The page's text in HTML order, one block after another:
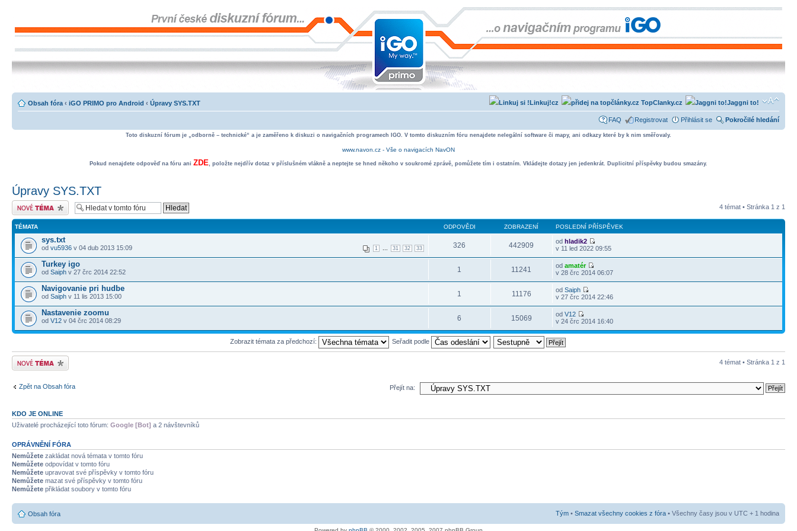
Obsah fóra ‹ iGO PRIMO pro Android ‹ Úpravy SYS.TXT Jaggni to!
TopClanky.cz
Linkuj!cz
FAQ Registrovat Přihlásit se Pokročilé hledání
Toto diskuzní fórum je „odborně – technické“ a je zaměřeno k diskuzi o navigačních programech IGO. V tomto diskuzním fóru nenajdete nelegální software či mapy, ani odkazy které by k nim směřovaly.
www.navon.cz - Vše o navigacích NavON
Pokud nenajdete odpověď na fóru ani ZDE, položte nejdřív dotaz v příslušném vlákně a neptejte se hned někoho v soukromé zprávě, pomůžete tím i ostatním. Vkládejte dotazy jen jedenkrát. Duplicitní příspěvky budou smazány.
Úpravy SYS.TXT
Odeslat nové téma 4 témat • Stránka 1 z 1
TÉMATA ODPOVĚDI ZOBRAZENÍ POSLEDNÍ PŘÍSPĚVEK
sys.txt
1 31 32 33
od vu5936 v 04 dub 2013 15:09 326 442909 odhladik2
v 11 led 2022 09:55
Turkey igo
od Saiph v 27 črc 2014 22:52 1 11241 odamatér
v 28 črc 2014 06:07
Navigovanie pri hudbe
od Saiph v 11 lis 2013 15:00 1 11176 odSaiph
v 27 črc 2014 22:46
Nastavenie zoomu
od V12 v 04 črc 2014 08:29 6 15069 odV12
v 24 črc 2014 16:40
Zobrazit témata za předchozí: Seřadit podle
Odeslat nové téma 4 témat • Stránka 1 z 1
Zpět na Obsah fóra Přejít na:
KDO JE ONLINE
Uživatelé procházející toto fórum: Google [Bot] a 2 návštevníků
OPRÁVNĚNÍ FÓRA
Nemůžete zakládat nová témata v tomto fóru
Nemůžete odpovídat v tomto fóru
Nemůžete upravovat své příspěvky v tomto fóru
Nemůžete mazat své příspěvky v tomto fóru
Nemůžete přikládat soubory v tomto fóru
Obsah fóra Tým • Smazat všechny cookies z fóra • Všechny časy jsou v UTC + 1 hodina